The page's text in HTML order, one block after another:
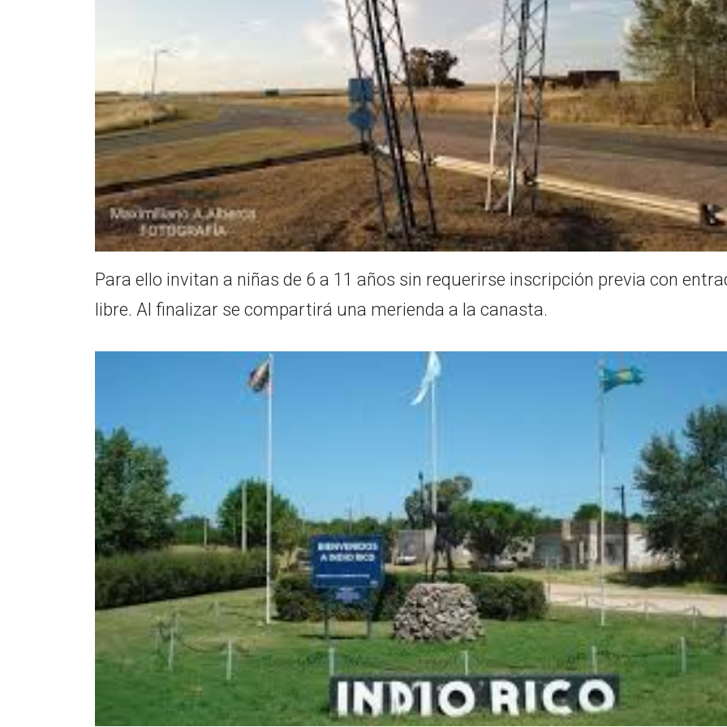
Para ello invitan a niñas de 6 a 11 años sin requerirse inscripción previa con
libre. Al finalizar se compartirá una merienda a la canasta.